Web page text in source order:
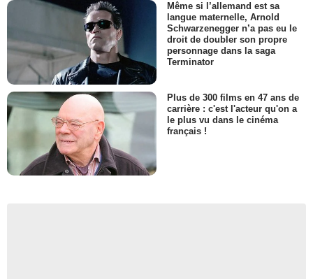
Même si l’allemand est sa
langue maternelle, Arnold
Schwarzenegger n’a pas eu le
droit de doubler son propre
personnage dans la saga
Terminator
Plus de 300 films en 47 ans de
carrière : c'est l'acteur qu'on a
le plus vu dans le cinéma
français !